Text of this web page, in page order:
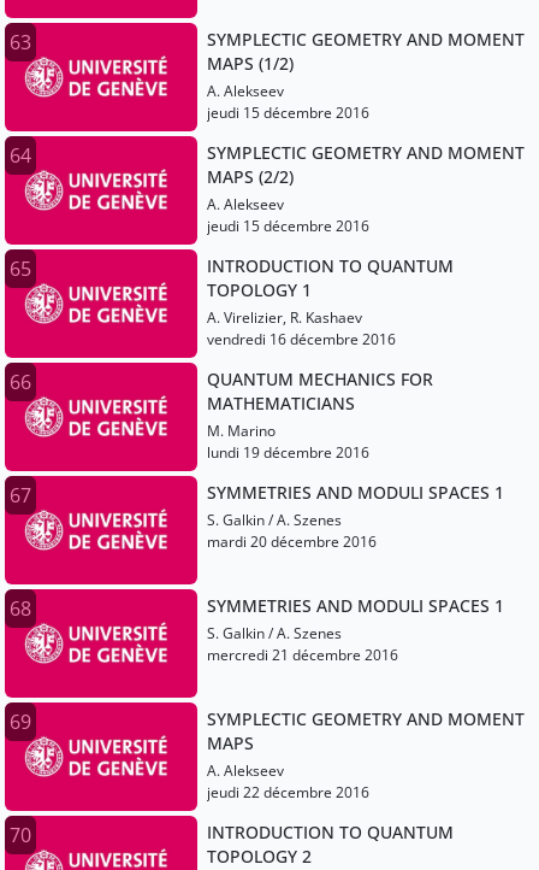
63
SYMPLECTIC GEOMETRY AND MOMENT
MAPS (1/2)
A. Alekseev
jeudi 15 décembre 2016
64
SYMPLECTIC GEOMETRY AND MOMENT
MAPS (2/2)
A. Alekseev
jeudi 15 décembre 2016
65
INTRODUCTION TO QUANTUM
TOPOLOGY 1
A. Virelizier, R. Kashaev
vendredi 16 décembre 2016
66
QUANTUM MECHANICS FOR
MATHEMATICIANS
M. Marino
lundi 19 décembre 2016
67 SYMMETRIES AND MODULI SPACES 1
S. Galkin / A. Szenes
mardi 20 décembre 2016
68 SYMMETRIES AND MODULI SPACES 1
S. Galkin / A. Szenes
mercredi 21 décembre 2016
69
SYMPLECTIC GEOMETRY AND MOMENT
MAPS
A. Alekseev
jeudi 22 décembre 2016
70
INTRODUCTION TO QUANTUM
TOPOLOGY 2